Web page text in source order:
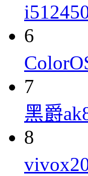
6
7
黑爵
8